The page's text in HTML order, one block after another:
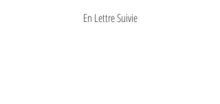
En Lettre Suivie